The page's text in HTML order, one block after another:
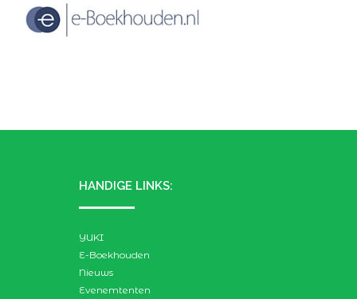
HANDIGE LINKS:
YUKI
E-Boekhouden
Nieuws
Evenemtenten